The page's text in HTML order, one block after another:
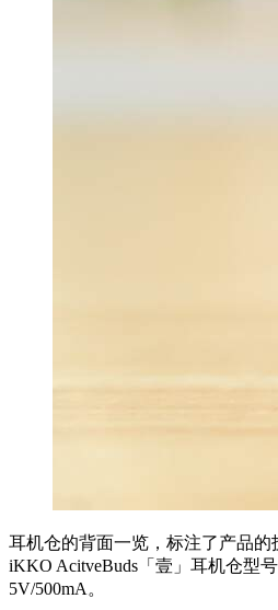
耳机仓的背面一览，标注了产品的
iKKO AcitveBuds「壹」耳机仓型
5V/500mA。